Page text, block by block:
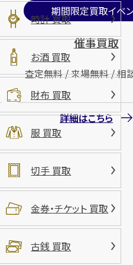
期間限定買取イベ
催事買取
査定無料 / 来場無料 / 相
詳細はこちら
時計 買取
お酒 買取
財布 買取
服 買取
切手 買取
金券・チケット 買取
古銭 買取